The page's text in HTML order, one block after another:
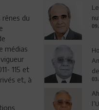
du
médias
115 et
et, à